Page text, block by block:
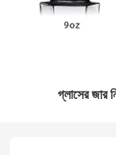
গ্লাসের জার